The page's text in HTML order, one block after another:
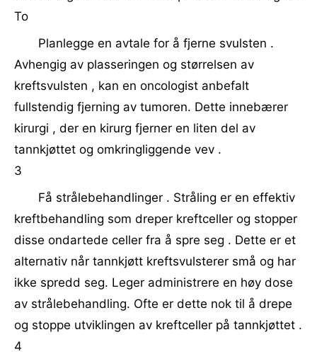
To
Planlegge en avtale for å fjerne svulsten .
Avhengig av plasseringen og størrelsen av
kreftsvulsten , kan en oncologist anbefalt
fullstendig fjerning av tumoren. Dette innebærer
kirurgi , der en kirurg fjerner en liten del av
tannkjøttet og omkringliggende vev .
3
Få strålebehandlinger . Stråling er en effektiv
kreftbehandling som dreper kreftceller og stopper
disse ondartede celler fra å spre seg . Dette er et
alternativ når tannkjøtt kreftsvulsterer små og har
ikke spredd seg. Leger administrere en høy dose
av strålebehandling. Ofte er dette nok til å drepe
og stoppe utviklingen av kreftceller på tannkjøttet .
4